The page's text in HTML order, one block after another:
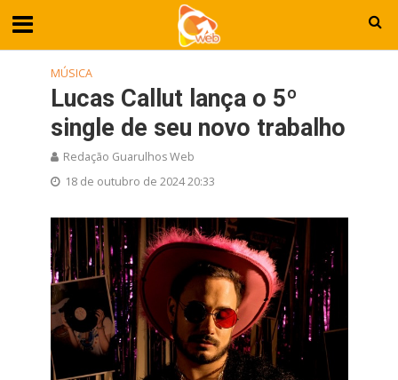
MÚSICA
Lucas Callut lança o 5º
single de seu novo trabalho
Redação Guarulhos Web
18 de outubro de 2024 20:33